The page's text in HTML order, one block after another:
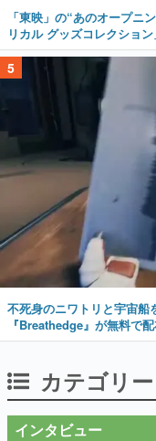
「東映」の“あのオープニ
リカル グッズコレクショ
5
不死身のニワトリと宇宙船
『Breathedge』が無料で
カテゴリ
インタビュー